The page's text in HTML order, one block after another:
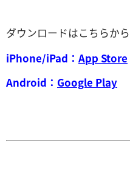
ダウンロードはこちらから
iPhone/iPad： App Store
Android： Google Play